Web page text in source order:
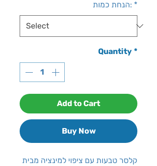
הנחת כמות: *
Quantity *
Add to Cart
Buy Now
קלסר טבעות עם ציפוי למינציה מבית